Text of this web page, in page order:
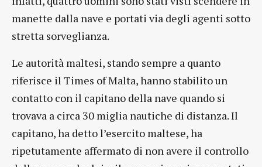
manette dalla nave e portati via degli agenti sotto
stretta sorveglianza.
Le autorità maltesi, stando sempre a quanto
riferisce il Times of Malta, hanno stabilito un
contatto con il capitano della nave quando si
trovava a circa 30 miglia nautiche di distanza. Il
capitano, ha detto l’esercito maltese, ha
ripetutamente affermato di non avere il controllo